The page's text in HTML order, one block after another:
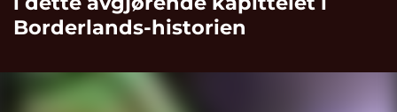
Borderlands-historien